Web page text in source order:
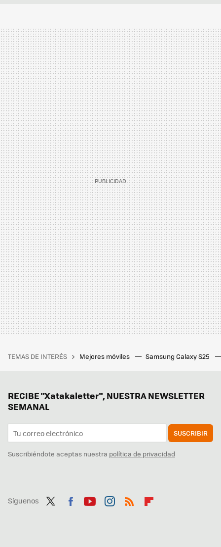
TEMAS DE INTERÉS Mejores móviles Samsung Galaxy S25
RECIBE "Xatakaletter", NUESTRA NEWSLETTER
SEMANAL
SUSCRIBIR
Suscribiéndote aceptas nuestra política de privacidad
Síguenos